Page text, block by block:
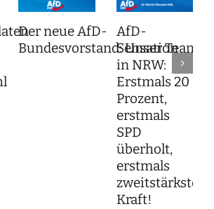
Der neue AfD-
Bundesvorstand: Unser Team
AfD-
Sensation
in NRW:
Erstmals 20
Prozent,
erstmals
SPD
überholt,
erstmals
zweitstärkste
Kraft!